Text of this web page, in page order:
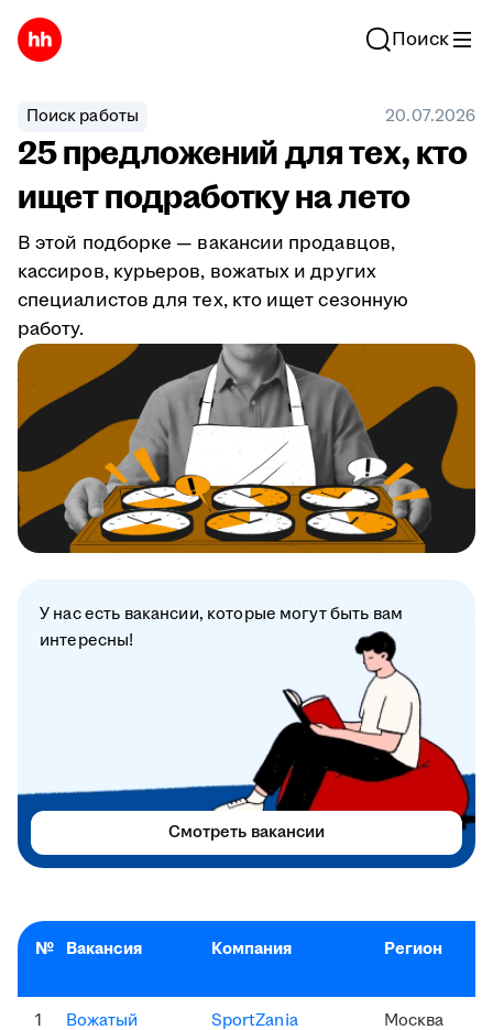
Поиск
Поиск работы 20.07.2026
25 предложений для тех, кто
ищет подработку на лето
В этой подборке — вакансии продавцов,
кассиров, курьеров, вожатых и других
специалистов для тех, кто ищет сезонную
работу.
№ Вакансия Компания Регион
1 Вожатый SportZania Москва
У нас есть вакансии, которые могут быть вам
интересны!
Смотреть вакансии